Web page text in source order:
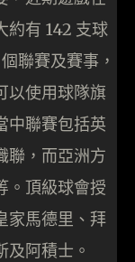
約有 142 支球
聯賽及賽事，
以使用球隊旗
中聯賽包括英
聯，而亞洲方
。頂級球會授
家馬德里、拜
阿積士。